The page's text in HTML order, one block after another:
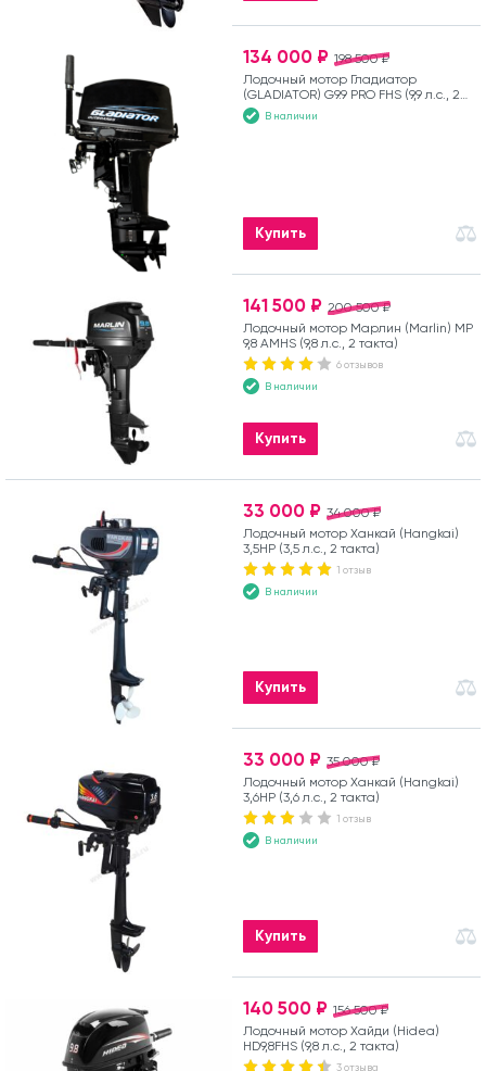
198 500 ₽
134 000 ₽
Лодочный мотор Гладиатор
(GLADIATOR) G9.9 PRO FHS (9,9 л.с., 2
такта)В наличии
Купить
200 500 ₽
141 500 ₽
Лодочный мотор Марлин (Marlin) MP
9,8 AMHS (9,8 л.с., 2 такта)
6 отзывов
В наличии
Купить
34 000 ₽
33 000 ₽
Лодочный мотор Ханкай (Hangkai)
3,5HP (3,5 л.с., 2 такта)
1 отзыв
В наличии
Купить
35 000 ₽
33 000 ₽
Лодочный мотор Ханкай (Hangkai)
3,6HP (3,6 л.с., 2 такта)
1 отзыв
В наличии
Купить
156 500 ₽
140 500 ₽
Лодочный мотор Хайди (Hidea)
HD9,8FHS (9,8 л.с., 2 такта)
3 отзыва